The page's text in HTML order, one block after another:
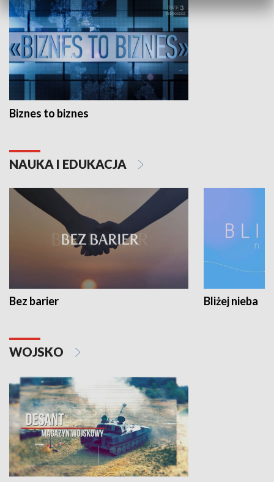
Biznes to biznes
NAUKA I EDUKACJA
Bez barier Bliżej nieba
WOJSKO